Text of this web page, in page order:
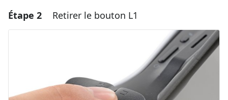
Ajouter un commentaire
Annuler Publier un commentaire
Étape 2 Retirer le bouton L1